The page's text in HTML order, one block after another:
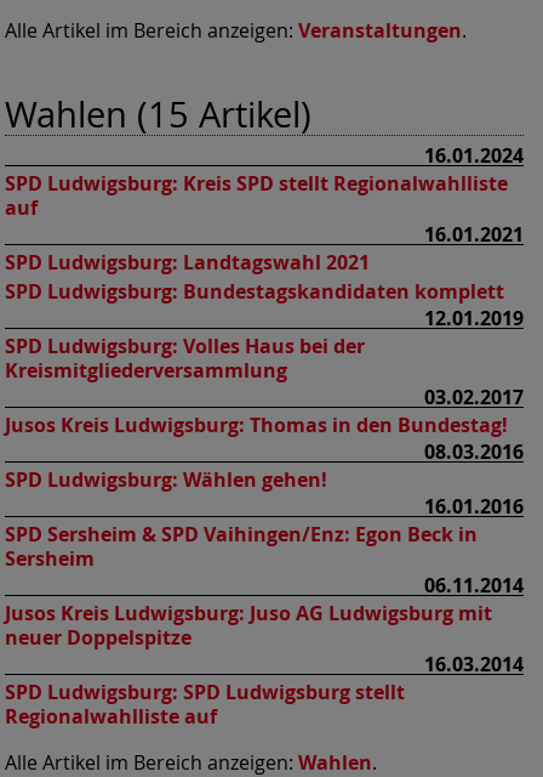
Alle Artikel im Bereich anzeigen: Veranstaltungen.
Wahlen (15 Artikel)
16.01.2024
SPD Ludwigsburg: Kreis SPD stellt Regionalwahlliste
auf
16.01.2021
SPD Ludwigsburg: Landtagswahl 2021
SPD Ludwigsburg: Bundestagskandidaten komplett
12.01.2019
SPD Ludwigsburg: Volles Haus bei der
Kreismitgliederversammlung
03.02.2017
Jusos Kreis Ludwigsburg: Thomas in den Bundestag!
08.03.2016
SPD Ludwigsburg: Wählen gehen!
16.01.2016
SPD Sersheim & SPD Vaihingen/Enz: Egon Beck in
Sersheim
06.11.2014
Jusos Kreis Ludwigsburg: Juso AG Ludwigsburg mit
neuer Doppelspitze
16.03.2014
SPD Ludwigsburg: SPD Ludwigsburg stellt
Regionalwahlliste auf
Alle Artikel im Bereich anzeigen: Wahlen.